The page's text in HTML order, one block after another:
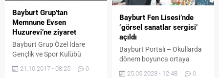
Bayburt Grup’tan
Memnune Evsen
Huzurevi’ne ziyaret
Bayburt Grup Özel İdare
Gençlik ve Spor Kulübü
heyeti, Memnune Evsen
21.10.2017 - 08:25 0
Bayburt Fen Lisesi’nde
‘görsel sanatlar sergisi’
açıldı
Bayburt Portalı – Okullarda
dönem boyunca ortaya
25.05.2023 - 12:48 0